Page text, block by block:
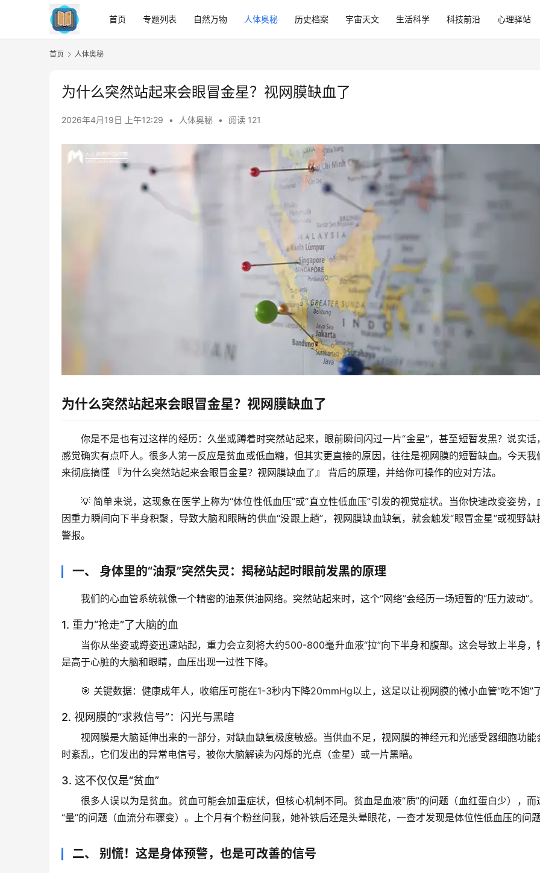
首页 专题列表 自然万物 人体奥秘 历史档案 宇宙天文 生活科学 科技前沿 心理驿站
首页 人体奥秘
为什么突然站起来会眼冒金星？视网膜缺血了
2026年4月19日 上午12:29 • 人体奥秘 • 阅读 121
为什么突然站起来会眼冒金星？视网膜缺血了
你是不是也有过这样的经历：久坐或蹲着时突然站起来，眼前瞬间闪过一片“金星”，甚至短暂发黑？说实话
感觉确实有点吓人。很多人第一反应是贫血或低血糖，但其实更直接的原因，往往是视网膜的短暂缺血。今天我
来彻底搞懂
『为什么突然站起来会眼冒金星？视网膜缺血了』 背后的原理，并给你可操作的应对方法。
💡 简单来说，这现象在医学上称为“体位性低血压”或“直立性低血压”引发的视觉症状。当你快速改变姿势，
因重力瞬间向下半身积聚，导致大脑和眼睛的供血“没跟上趟”，视网膜缺血缺氧，就会触发“眼冒金星”或视野缺
警报。
一、 身体里的“油泵”突然失灵：揭秘站起时眼前发黑的原理
我们的心血管系统就像一个精密的油泵供油网络。突然站起来时，这个“网络”会经历一场短暂的“压力波动”。
1. 重力“抢走”了大脑的血
当你从坐姿或蹲姿迅速站起，重力会立刻将大约500-800毫升血液“拉”向下半身和腹部。这会导致 上半身，
是高于心脏的大脑和眼睛，血压出现一过性下降。
🎯 关键数据：健康成年人，收缩压可能在1-3秒内下降20mmHg以上，这足以让视网膜的微小血管“吃不饱”
2. 视网膜的“求救信号”：闪光与黑暗
视网膜是大脑延伸出来的一部分，对缺血缺氧极度敏感。当供血不足，视网膜的神经元和光感受器细胞功能
时紊乱，它们发出的异常电信号，被你大脑解读为闪烁的光点（金星）或一片黑暗。
3. 这不仅仅是“贫血”
很多人误以为是贫血。贫血可能会加重症状，但核心机制不同。贫血是血液“质”的问题（血红蛋白少），而
“量”的问题（血流分布骤变）。上个月有个粉丝问我，她补铁后还是头晕眼花，一查才发现是体位性低血压的问
二、 别慌！这是身体预警，也是可改善的信号